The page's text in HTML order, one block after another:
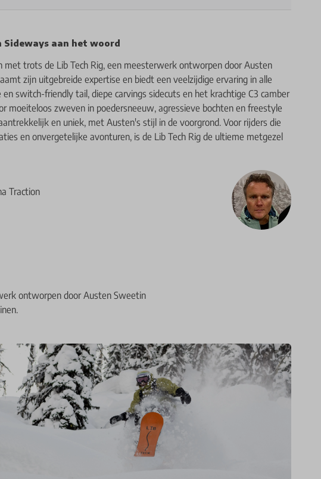
aan het woord
met trots de Lib Tech Rig, een meesterwerk ontworpen door Austen
zijn uitgebreide expertise en biedt een veelzijdige ervaring in alle
switch-friendly tail, diepe carvings sidecuts en het krachtige C3 camber
moeiteloos zweven in poedersneeuw, agressieve bochten en freestyle
en uniek, met Austen's stijl in de voorgrond. Voor rijders die
en onvergetelijke avonturen, is de Lib Tech Rig de ultieme metgezel
Traction
ontworpen door Austen Sweetin